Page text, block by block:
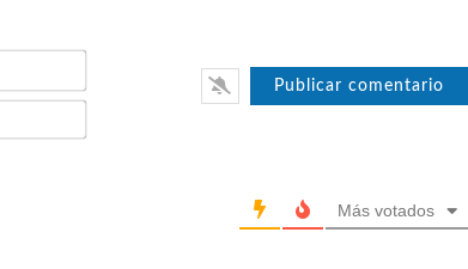
Más votados